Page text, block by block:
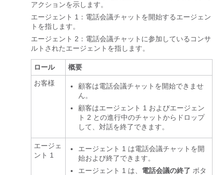
アクションを示します。
エージェント 1：電話会議チャットを開始するエージェン
トを指します。
エージェント 2：電話会議チャットに参加しているコンサ
ルトされたエージェントを指します。
ロール
概要
お客様
顧客は電話会議チャットを開始できませ
ん。
顧客はエージェント 1 およびエージェン
ト 2 との進行中のチャットからドロップ
して、対話を終了できます。
エージェ
ント 1
エージェント 1 は電話会議チャットを開
始および終了できます。
エージェント 1 は、 電話会議の終了 ボタ